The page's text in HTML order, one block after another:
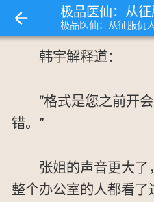
极品医仙：从
极品医仙：从征服仇
韩宇解释道：
“格式是您之前开
错。”
张姐的声音更大
整个办公室的人都看了